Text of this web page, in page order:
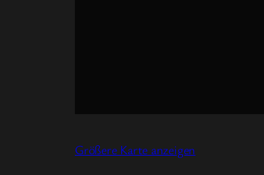
Größere Karte anzeigen